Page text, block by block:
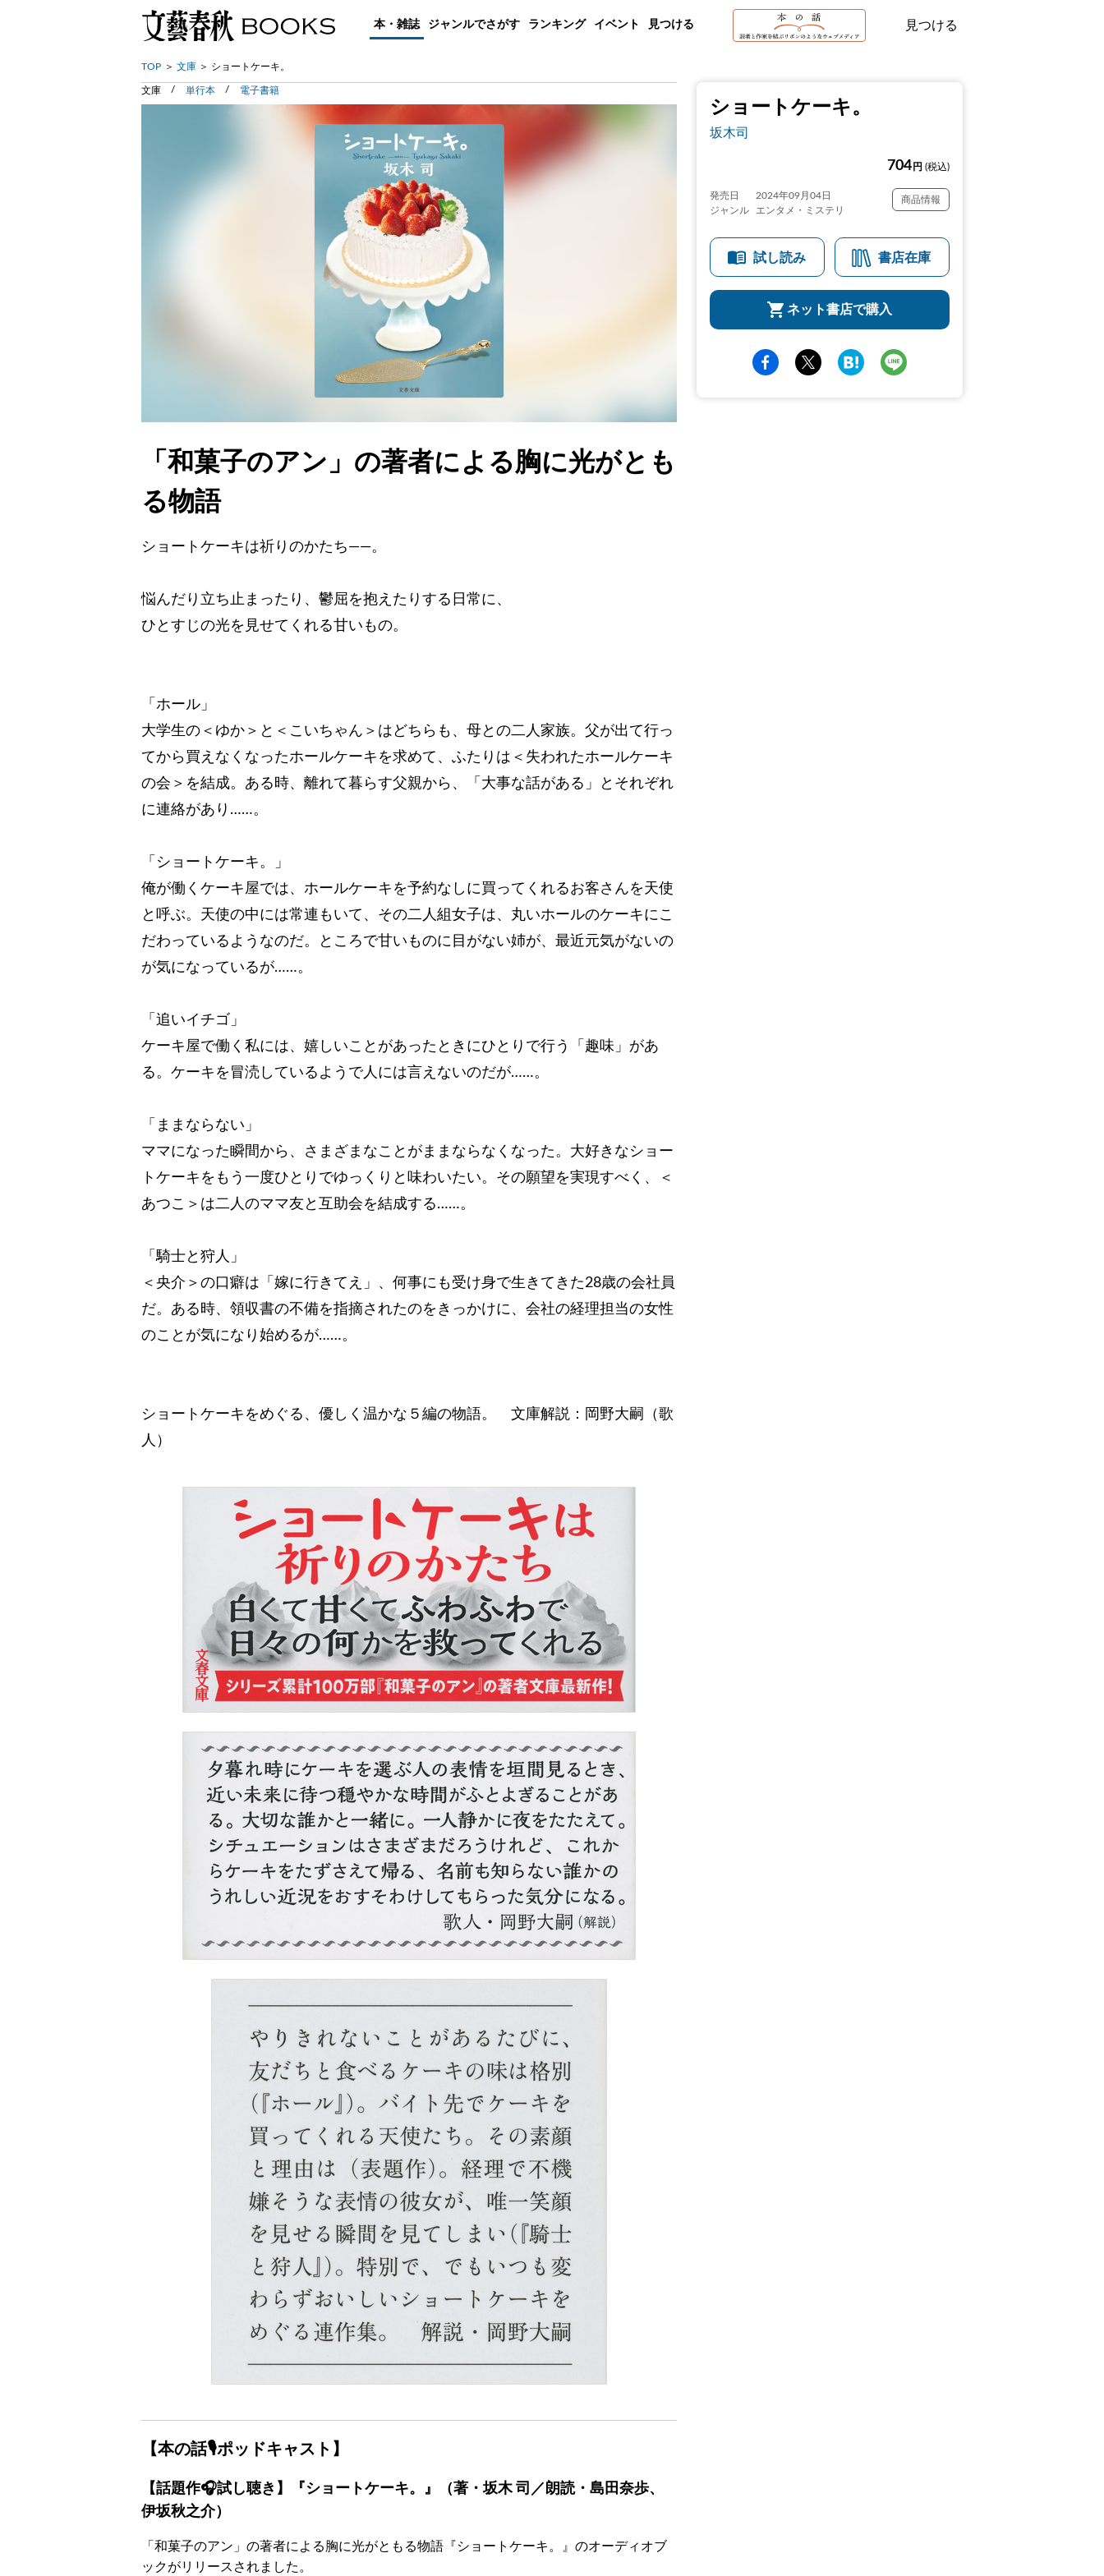
本・雑誌 ジャンルでさがす ランキング イベント 見つける 見つける
TOP 文庫 ショートケーキ。
ショートケーキ。
坂木司
704 円 (税込)
発売日
2024年09月04日
ジャンル
エンタメ・ミステリ
商品情報
試し読み 書店在庫
ネット書店で購入
文庫 単行本 電子書籍
「和菓子のアン」の著者による胸に光がとも
る物語
ショートケーキは祈りのかたち――。
悩んだり立ち止まったり、鬱屈を抱えたりする日常に、
ひとすじの光を見せてくれる甘いもの。
「ホール」
大学生の＜ゆか＞と＜こいちゃん＞はどちらも、母との二人家族。父が出て行っ
てから買えなくなったホールケーキを求めて、ふたりは＜失われたホールケーキ
の会＞を結成。ある時、離れて暮らす父親から、「大事な話がある」とそれぞれ
に連絡があり……。
「ショートケーキ。」
俺が働くケーキ屋では、ホールケーキを予約なしに買ってくれるお客さんを天使
と呼ぶ。天使の中には常連もいて、その二人組女子は、丸いホールのケーキにこ
だわっているようなのだ。ところで甘いものに目がない姉が、最近元気がないの
が気になっているが……。
「追いイチゴ」
ケーキ屋で働く私には、嬉しいことがあったときにひとりで行う「趣味」があ
る。ケーキを冒涜しているようで人には言えないのだが……。
「ままならない」
ママになった瞬間から、さまざまなことがままならなくなった。大好きなショー
トケーキをもう一度ひとりでゆっくりと味わいたい。その願望を実現すべく、＜
あつこ＞は二人のママ友と互助会を結成する……。
「騎士と狩人」
＜央介＞の口癖は「嫁に行きてえ」、何事にも受け身で生きてきた28歳の会社員
だ。ある時、領収書の不備を指摘されたのをきっかけに、会社の経理担当の女性
のことが気になり始めるが……。
ショートケーキをめぐる、優しく温かな５編の物語。 文庫解説：岡野大嗣（歌
人）
【本の話🎙ポッドキャスト】
【話題作🎧試し聴き】『ショートケーキ。』（著・坂木 司／朗読・島田奈歩、
伊坂秋之介）
「和菓子のアン」の著者による胸に光がともる物語『ショートケーキ。』のオーディオブ
ックがリリースされました。